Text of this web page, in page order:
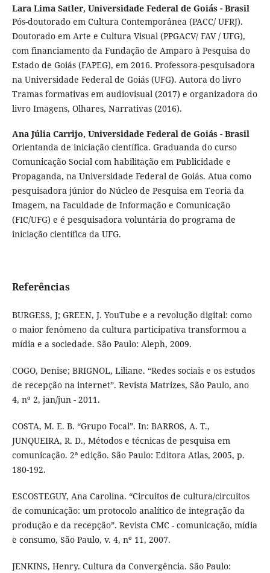
Lara Lima Satler, Universidade Federal de Goiás - Brasil
Pós-doutorado em Cultura Contemporânea (PACC/ UFRJ).
Doutorado em Arte e Cultura Visual (PPGACV/ FAV / UFG),
com financiamento da Fundação de Amparo à Pesquisa do
Estado de Goiás (FAPEG), em 2016. Professora-pesquisadora
na Universidade Federal de Goiás (UFG). Autora do livro
Tramas formativas em audiovisual (2017) e organizadora do
livro Imagens, Olhares, Narrativas (2016).
Ana Júlia Carrijo, Universidade Federal de Goiás - Brasil
Orientanda de iniciação científica. Graduanda do curso
Comunicação Social com habilitação em Publicidade e
Propaganda, na Universidade Federal de Goiás. Atua como
pesquisadora júnior do Núcleo de Pesquisa em Teoria da
Imagem, na Faculdade de Informação e Comunicação
(FIC/UFG) e é pesquisadora voluntária do programa de
iniciação científica da UFG.
Referências
BURGESS, J; GREEN, J. YouTube e a revolução digital: como
o maior fenômeno da cultura participativa transformou a
mídia e a sociedade. São Paulo: Aleph, 2009.
COGO, Denise; BRIGNOL, Liliane. “Redes sociais e os estudos
de recepção na internet”. Revista Matrizes, São Paulo, ano
4, nº 2, jan/jun - 2011.
COSTA, M. E. B. “Grupo Focal”. In: BARROS, A. T.,
JUNQUEIRA, R. D., Métodos e técnicas de pesquisa em
comunicação. 2ª edição. São Paulo: Editora Atlas, 2005, p.
180-192.
ESCOSTEGUY, Ana Carolina. “Circuitos de cultura/circuitos
de comunicação: um protocolo analítico de integração da
produção e da recepção”. Revista CMC - comunicação, mídia
e consumo, São Paulo, v. 4, nº 11, 2007.
JENKINS, Henry. Cultura da Convergência. São Paulo: